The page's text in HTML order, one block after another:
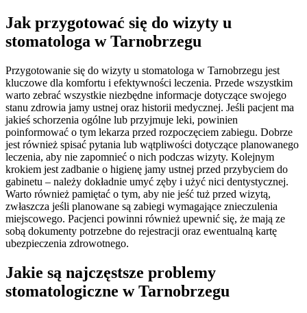
Jak przygotować się do wizyty u
stomatologa w Tarnobrzegu
Przygotowanie się do wizyty u stomatologa w Tarnobrzegu jest
kluczowe dla komfortu i efektywności leczenia. Przede wszystkim
warto zebrać wszystkie niezbędne informacje dotyczące swojego
stanu zdrowia jamy ustnej oraz historii medycznej. Jeśli pacjent ma
jakieś schorzenia ogólne lub przyjmuje leki, powinien
poinformować o tym lekarza przed rozpoczęciem zabiegu. Dobrze
jest również spisać pytania lub wątpliwości dotyczące planowanego
leczenia, aby nie zapomnieć o nich podczas wizyty. Kolejnym
krokiem jest zadbanie o higienę jamy ustnej przed przybyciem do
gabinetu – należy dokładnie umyć zęby i użyć nici dentystycznej.
Warto również pamiętać o tym, aby nie jeść tuż przed wizytą,
zwłaszcza jeśli planowane są zabiegi wymagające znieczulenia
miejscowego. Pacjenci powinni również upewnić się, że mają ze
sobą dokumenty potrzebne do rejestracji oraz ewentualną kartę
ubezpieczenia zdrowotnego.
Jakie są najczęstsze problemy
stomatologiczne w Tarnobrzegu